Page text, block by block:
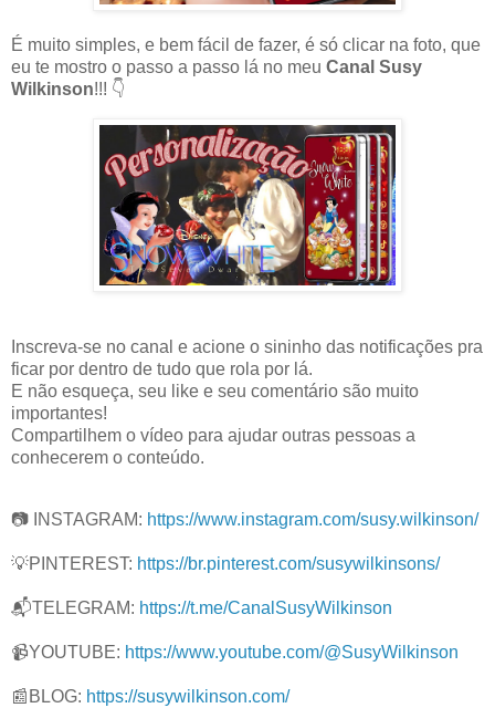
É muito simples, e bem fácil de fazer, é só clicar na foto, que
eu te mostro o passo a passo lá no meu Canal Susy
Wilkinson!!! 👇
Inscreva-se no canal e acione o sininho das notificações pra
ficar por dentro de tudo que rola por lá.
E não esqueça, seu like e seu comentário são muito
importantes!
Compartilhem o vídeo para ajudar outras pessoas a
conhecerem o conteúdo.
📷 INSTAGRAM: https://www.instagram.com/susy.wilkinson/
💡PINTEREST: https://br.pinterest.com/susywilkinsons/
📬TELEGRAM: https://t.me/CanalSusyWilkinson
📹YOUTUBE: https://www.youtube.com/@SusyWilkinson
📰BLOG: https://susywilkinson.com/